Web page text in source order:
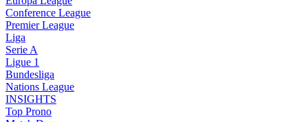
Conference League
Premier League
Liga
Serie A
Ligue 1
Bundesliga
Nations League
INSIGHTS
Top Prono